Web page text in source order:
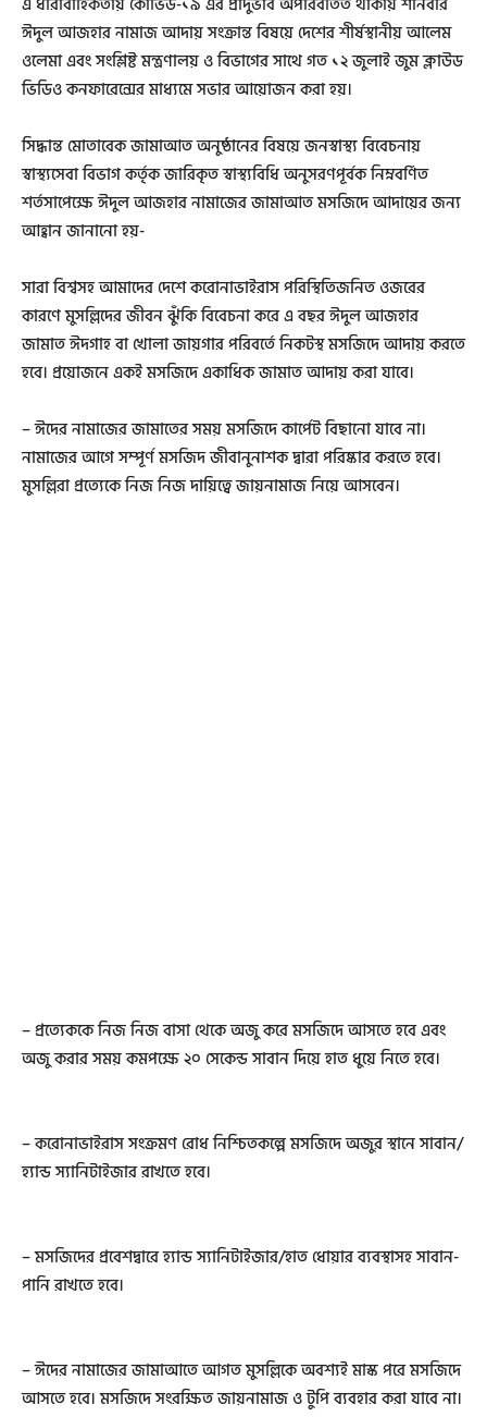
ঈদুল আজহার নামাজ আদায় সংক্রান্ত বিষয়ে দেশের শীর্ষস্থানীয় আলেম
ওলেমা এবং সংশ্লিষ্ট মন্ত্রণালয় ও বিভাগের সাথে গত ১২ জুলাই জুম ক্লাউড
ভিডিও কনফারেন্সের মাধ্যমে সভার আয়োজন করা হয়।
সিদ্ধান্ত মোতাবেক জামাআত অনুষ্ঠানের বিষয়ে জনস্বাস্থ্য বিবেচনায়
স্বাস্থ্যসেবা বিভাগ কর্তৃক জারিকৃত স্বাস্থ্যবিধি অনুসরণপূর্বক নিম্নবর্ণিত
শর্তসাপেক্ষে ঈদুল আজহার নামাজের জামাআত মসজিদে আদায়ের জন্য
আহ্বান জানানো হয়-
সারা বিশ্বসহ আমাদের দেশে করোনাভাইরাস পরিস্থিতিজনিত ওজরের
কারণে মুসল্লিদের জীবন ঝুঁকি বিবেচনা করে এ বছর ঈদুল আজহার
জামাত ঈদগাহ বা খোলা জায়গার পরিবর্তে নিকটস্থ মসজিদে আদায় করতে
হবে। প্রয়োজনে একই মসজিদে একাধিক জামাত আদায় করা যাবে।
– ঈদের নামাজের জামাতের সময় মসজিদে কার্পেট বিছানো যাবে না।
নামাজের আগে সম্পূর্ণ মসজিদ জীবানুনাশক দ্বারা পরিষ্কার করতে হবে।
মুসল্লিরা প্রত্যেকে নিজ নিজ দায়িত্বে জায়নামাজ নিয়ে আসবেন।
– প্রত্যেককে নিজ নিজ বাসা থেকে অজু করে মসজিদে আসতে হবে এবং
অজু করার সময় কমপক্ষে ২০ সেকেন্ড সাবান দিয়ে হাত ধুয়ে নিতে হবে।
– করোনাভাইরাস সংক্রমণ রোধ নিশ্চিতকল্পে মসজিদে অজুর স্থানে সাবান/
হ্যান্ড স্যানিটাইজার রাখতে হবে।
– মসজিদের প্রবেশদ্বারে হ্যান্ড স্যানিটাইজার/হাত ধোয়ার ব্যবস্থাসহ সাবান-
পানি রাখতে হবে।
– ঈদের নামাজের জামাআতে আগত মুসল্লিকে অবশ্যই মাস্ক পরে মসজিদে
আসতে হবে। মসজিদে সংরক্ষিত জায়নামাজ ও টুপি ব্যবহার করা যাবে না।